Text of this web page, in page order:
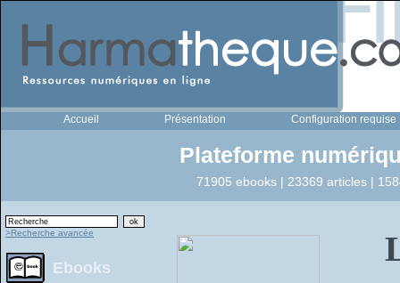
Accueil Présentation Configuration requise
Plateforme
71905 ebooks | 23369 articles |
>Recherche avancée
Ebooks